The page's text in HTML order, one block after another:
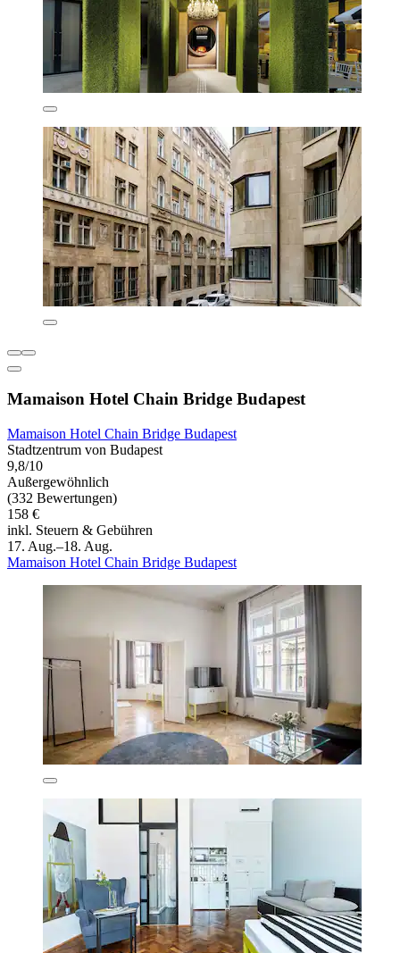
Mamaison Hotel Chain Bridge Budapest
Mamaison Hotel Chain Bridge Budapest
Stadtzentrum von Budapest
9,8/10
Außergewöhnlich
(332 Bewertungen)
158 €
inkl. Steuern & Gebühren
17. Aug.–18. Aug.
Mamaison Hotel Chain Bridge Budapest